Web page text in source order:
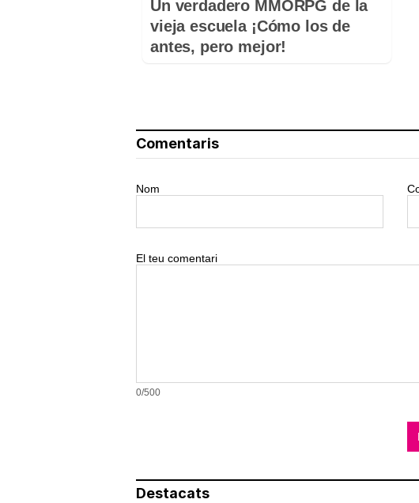
Un verdadero MMORPG de la
vieja escuela ¡Cómo los de
antes, pero mejor!
Comentaris
Nom
El teu comentari
0/500
Destacats